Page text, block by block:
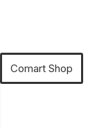
Comart Shop